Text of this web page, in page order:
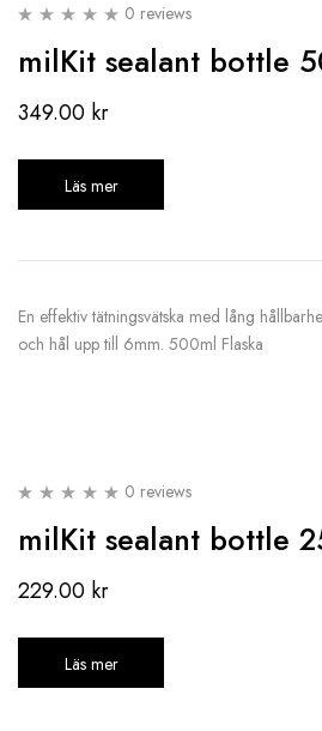
0 reviews
milKit sealant bottle
349.00 kr
Läs mer
En effektiv tätningsvätska med lång
och hål upp till 6mm. 500ml Flaska
0 reviews
milKit sealant bottle
229.00 kr
Läs mer